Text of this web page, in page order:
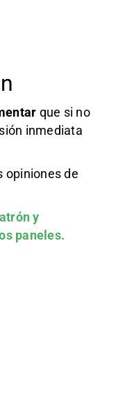
que si no
inmediata
opiniones de
y
paneles.